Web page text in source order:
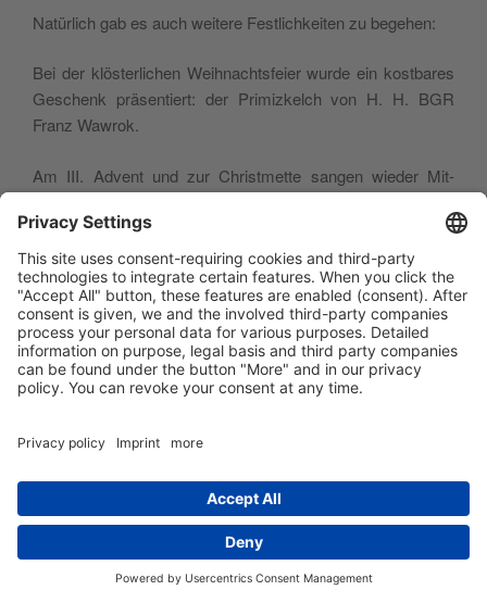
Natür­lich gab es auch weit­ere Fes­tlichkeit­en zu begehen:
Bei der klöster­lichen Wei­h­nachts­feier wurde ein kost­bares
Geschenk präsen­tiert: der Prim­izkelch von H. H. BGR
Franz Wawrok.
Am III. Advent und zur Christ­mette san­gen wieder Mit­
Die Donau­seg­nung an Epiphanie kon­nte heuer bei
angenehmen Tem­per­a­turen vol­l­zo­gen wer­den. Am Abend
began­nen die Kon­ven­tex­erz­i­tien, in denen P. Pri­or-Admin­is­
tra­tor Dr. Sev­erin Schnei­der (Seck­au) über die Psalmen
sprach.
Mal als „Tag des Gott gewei­ht­en Lebens“ began­gen, der die
Gläu­bi­gen beson­ders auf die Bedeu­tung des Ordenslebens
für die Kirche hin­weisen soll. An die Kerzenseg­nung vor der
Pforte schloß sich die Lichter­prozes­sion durch den Hof
Die Leitung der Faschings-Feier lag heuer in den Hän­den